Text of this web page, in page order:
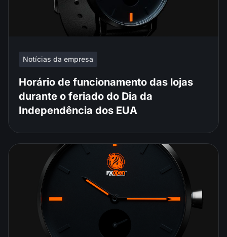
Notícias da empresa
Horário de funcionamento das lojas
durante o feriado do Dia da
Independência dos EUA